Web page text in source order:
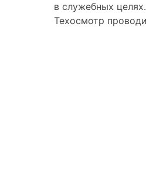
в служебных целях.
Техосмотр